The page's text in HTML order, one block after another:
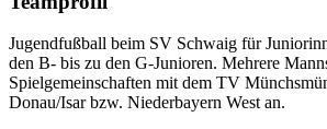
Jugendfußball beim SV Schwaig für
den B- bis zu den G-Junioren. Mehrere
Spielgemeinschaften mit dem TV
Donau/Isar bzw. Niederbayern West an.